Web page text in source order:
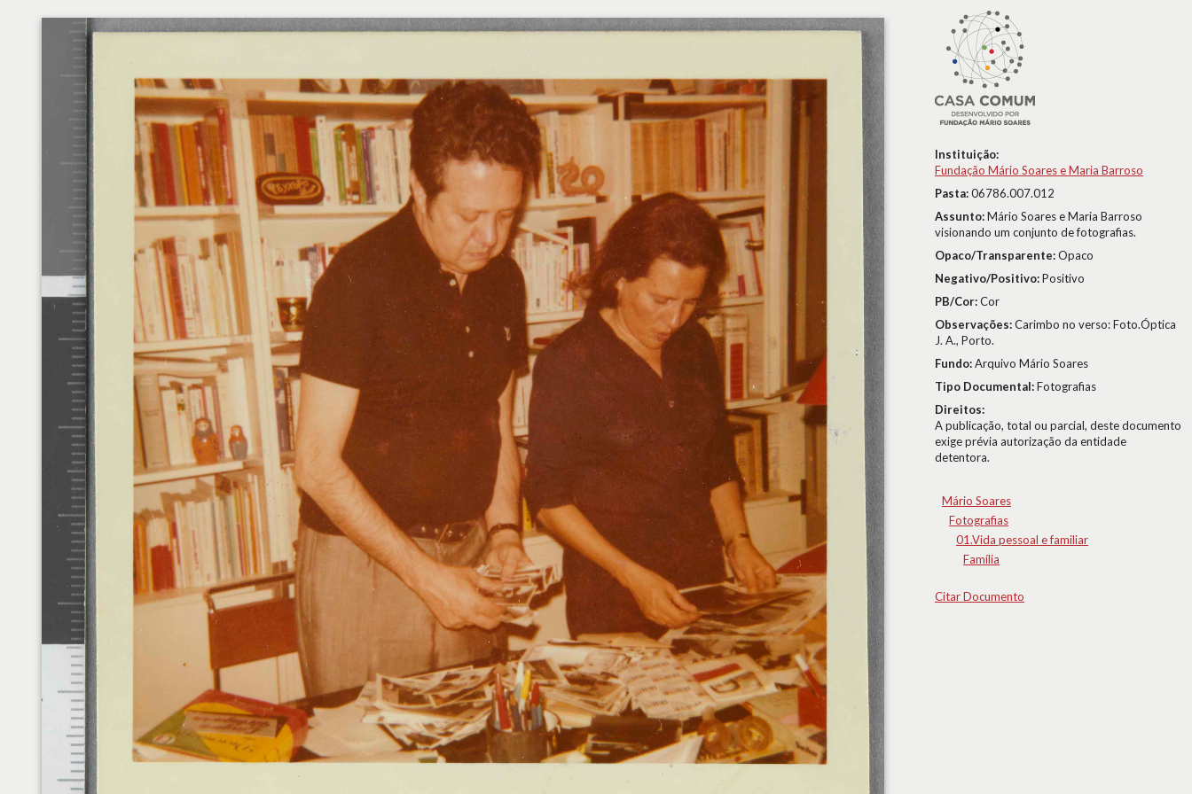
Instituição:
Fundação Mário Soares e Maria Barroso
Pasta:06786.007.012
Assunto:Mário Soares e Maria Barroso
visionando um conjunto de fotografias.
Opaco/Transparente:Opaco
Negativo/Positivo:Positivo
PB/Cor:Cor
Observações:Carimbo no verso: Foto.Óptica
J. A., Porto.
Fundo:Arquivo Mário Soares
Tipo Documental:Fotografias
Direitos:
A publicação, total ou parcial, deste documento
exige prévia autorização da entidade
detentora.
Mário Soares
Fotografias
01.Vida pessoal e familiar
Família
Citar Documento